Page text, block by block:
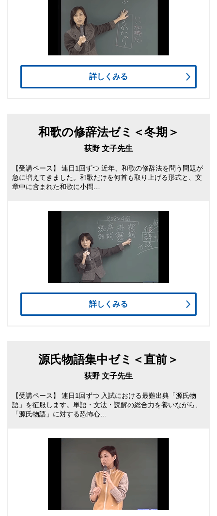
詳しくみる
和歌の修辞法ゼミ＜冬期＞
荻野 文子先生
【受講ペース】 連日1回ずつ 近年、和歌の修辞法を問う問題が
急に増えてきました。和歌だけを何首も取り上げる形式と、文
章中に含まれた和歌に小問…
詳しくみる
源氏物語集中ゼミ＜直前＞
荻野 文子先生
【受講ペース】 連日1回ずつ 入試における最難出典「源氏物
語」を征服します。単語・文法・読解の総合力を養いながら、
「源氏物語」に対する恐怖心…